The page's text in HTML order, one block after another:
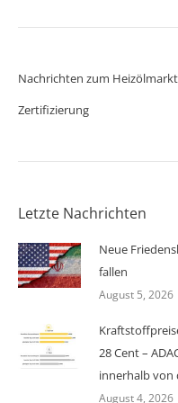
Nachrichten zum Heizölmarkt
Zertifizierung
Letzte Nachrichten
Neue
fallen
August 5, 2026
28 Cent –
innerhalb von
August 4, 2026